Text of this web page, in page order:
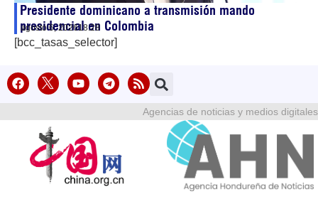
Presidente dominicano a transmisión mando
presidencial en Colombia
agosto 6, 202618:28
[bcc_tasas_selector]
Agencias de noticias y medios digitales